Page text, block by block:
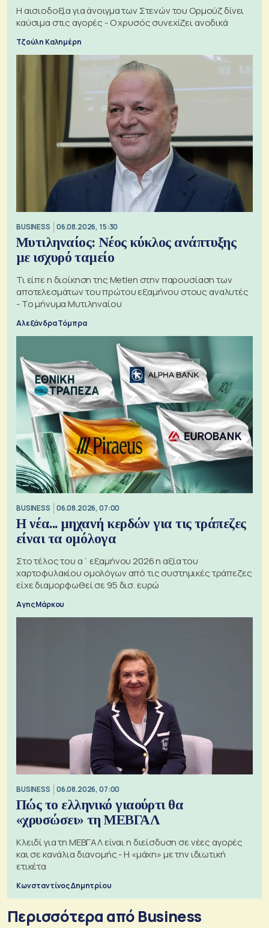
Η αισιοδοξία για άνοιγμα των Στενών του Ορμούζ δίνει
καύσιμα στις αγορές - Ο χρυσός συνεχίζει ανοδικά
Τζούλη Καλημέρη
BUSINESS 06.08.2026, 15:30
Μυτιληναίος: Νέος κύκλος ανάπτυξης
με ισχυρό ταμείο
Τι είπε η διοίκηση της Metlen στην παρουσίαση των
αποτελεσμάτων του πρώτου εξαμήνου στους αναλυτές
- Το μήνυμα Μυτιληναίου
Αλεξάνδρα Τόμπρα
BUSINESS 06.08.2026, 07:00
Η νέα... μηχανή κερδών για τις τράπεζες
είναι τα ομόλογα
Στο τέλος του α΄ εξαμήνου 2026 η αξία του
χαρτοφυλακίου ομολόγων από τις συστημικές τράπεζες
είχε διαμορφωθεί σε 95 δισ. ευρώ
Αγης Μάρκου
BUSINESS 06.08.2026, 07:00
Πώς το ελληνικό γιαούρτι θα
«χρυσώσει» τη ΜΕΒΓΑΛ
Κλειδί για τη ΜΕΒΓΑΛ είναι η διείσδυση σε νέες αγορές
και σε κανάλια διανομής - Η «μάχη» με την ιδιωτική
ετικέτα
Κωνσταντίνος Δημητρίου
Περισσότερα από Business